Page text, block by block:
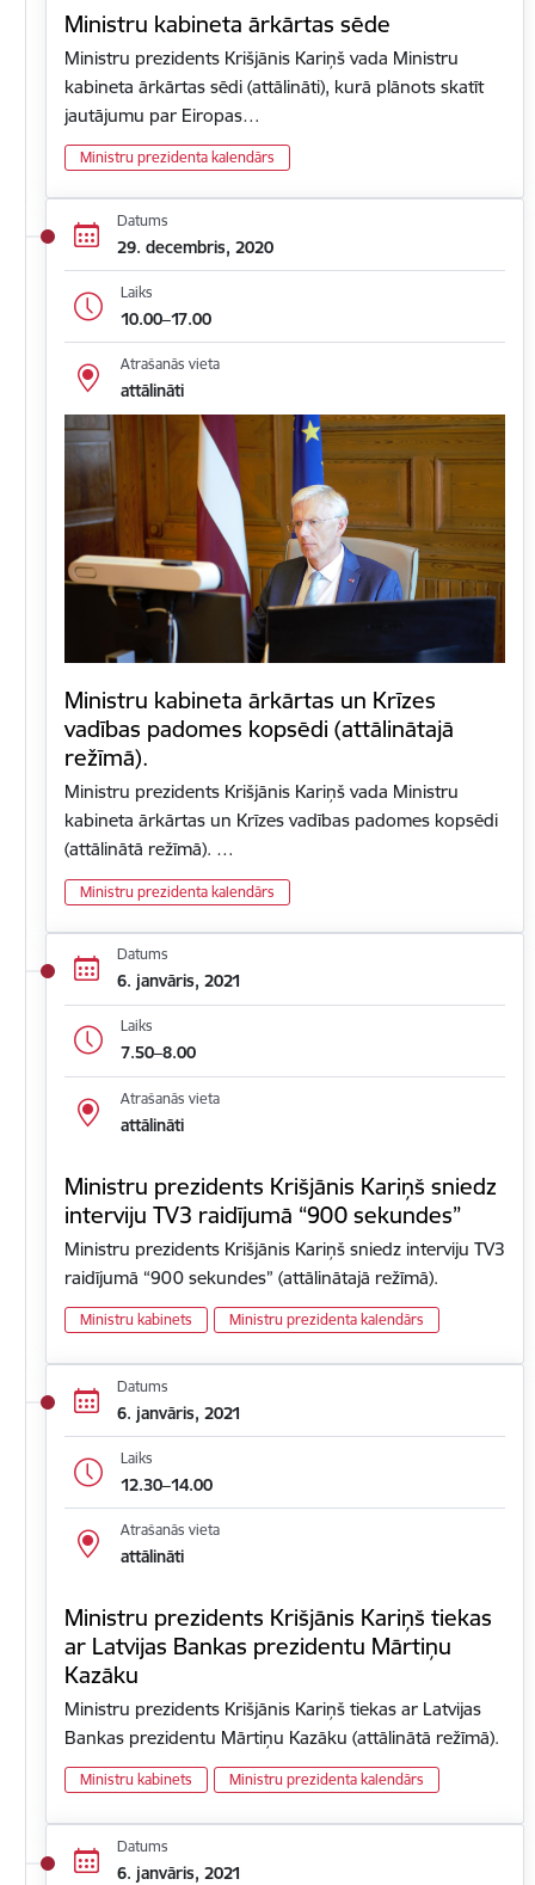
Ministru kabineta ārkārtas sēde
Ministru prezidents Krišjānis Kariņš vada Ministru
kabineta ārkārtas sēdi (attālināti), kurā plānots skatīt
jautājumu par Eiropas…
Ministru prezidenta kalendārs
Datums
29. decembris, 2020
Laiks
10.00–17.00
Atrašanās vieta
attālināti
Ministru kabineta ārkārtas un Krīzes
vadības padomes kopsēdi (attālinātajā
režīmā).
Ministru prezidents Krišjānis Kariņš vada Ministru
kabineta ārkārtas un Krīzes vadības padomes kopsēdi
(attālinātā režīmā). …
Ministru prezidenta kalendārs
Datums
6. janvāris, 2021
Laiks
7.50–8.00
Atrašanās vieta
attālināti
Ministru prezidents Krišjānis Kariņš sniedz
interviju TV3 raidījumā “900 sekundes”
Ministru prezidents Krišjānis Kariņš sniedz interviju TV3
raidījumā “900 sekundes” (attālinātajā režīmā).
Ministru kabinets Ministru prezidenta kalendārs
Datums
6. janvāris, 2021
Laiks
12.30–14.00
Atrašanās vieta
attālināti
Ministru prezidents Krišjānis Kariņš tiekas
ar Latvijas Bankas prezidentu Mārtiņu
Kazāku
Ministru prezidents Krišjānis Kariņš tiekas ar Latvijas
Bankas prezidentu Mārtiņu Kazāku (attālinātā režīmā).
Ministru kabinets Ministru prezidenta kalendārs
Datums
6. janvāris, 2021